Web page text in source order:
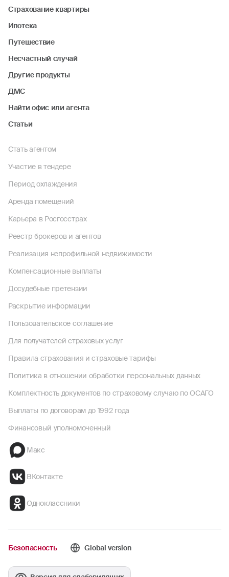
Страхование квартиры
Ипотека
Путешествие
Несчастный случай
Другие продукты
ДМС
Найти офис или агента
Статьи
Стать агентом
Участие в тендере
Период охлаждения
Аренда помещений
Карьера в Росгосстрах
Реестр брокеров и агентов
Реализация непрофильной недвижимости
Компенсационные выплаты
Досудебные претензии
Раскрытие информации
Пользовательское соглашение
Для получателей страховых услуг
Правила страхования и страховые тарифы
Политика в отношении обработки персональных данных
Комплектность документов по страховому случаю по ОСАГО
Выплаты по договорам до 1992 года
Финансовый уполномоченный
Макс
ВКонтакте
Одноклассники
Безопасность Global version